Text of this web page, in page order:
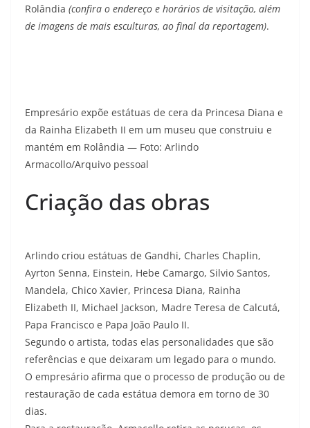
Rolândia (confira o endereço e horários de visitação, além
de imagens de mais esculturas, ao final da reportagem).
Empresário expõe estátuas de cera da Princesa Diana e
da Rainha Elizabeth II em um museu que construiu e
mantém em Rolândia — Foto: Arlindo
Armacollo/Arquivo pessoal
Criação das obras
Arlindo criou estátuas de Gandhi, Charles Chaplin,
Ayrton Senna, Einstein, Hebe Camargo, Silvio Santos,
Mandela, Chico Xavier, Princesa Diana, Rainha
Elizabeth II, Michael Jackson, Madre Teresa de Calcutá,
Papa Francisco e Papa João Paulo II.
Segundo o artista, todas elas personalidades que são
referências e que deixaram um legado para o mundo.
O empresário afirma que o processo de produção ou de
restauração de cada estátua demora em torno de 30
dias.